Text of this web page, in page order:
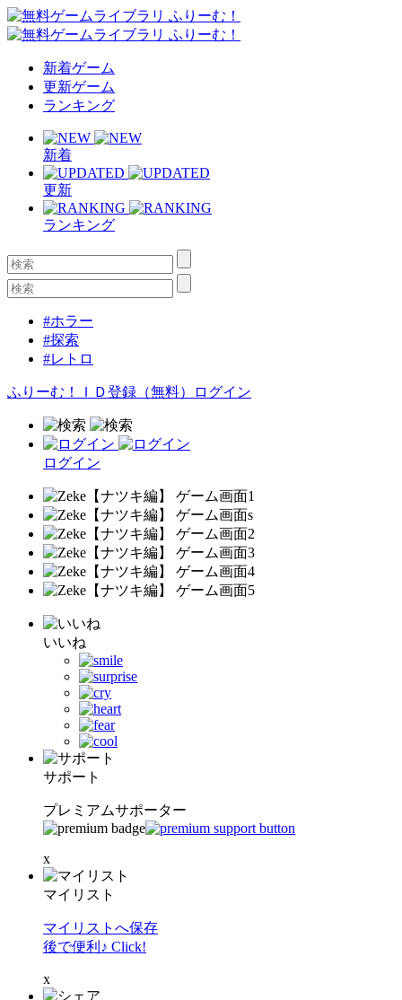
新着ゲーム
更新ゲーム
ランキング
新着
更新
ランキング
#ホラー
#探索
#レトロ
ふりーむ！ＩＤ登録（無料） ログイン
ログイン
いいね
サポート
プレミアムサポーター
x
マイリスト
マイリストへ保存
後で便利♪ Click!
x